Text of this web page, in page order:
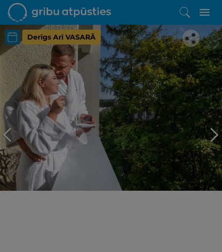
Derīgs Arī VASARĀ
Iepatikās šis piedāvājums?
Līdz brīnišķīgai atpūtai atlikuši tikai daži soļi
PĒRKU